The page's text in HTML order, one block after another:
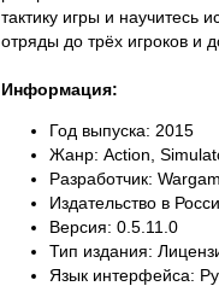
тактику игры и научитесь
отряды до трёх игроков и
Информация:
Год выпуска: 2015
Жанр: Action,
Разработчик:
Издательство в
Версия: 0.5.11.0
Тип издания:
Язык интерфейса: